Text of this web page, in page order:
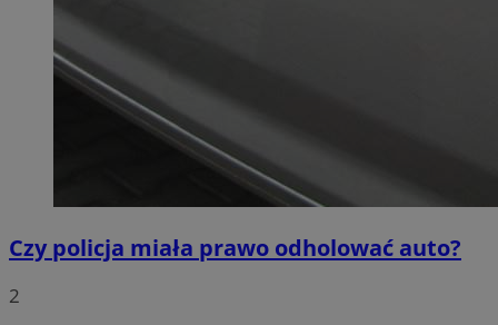
Czy policja miała prawo odholować auto?
2